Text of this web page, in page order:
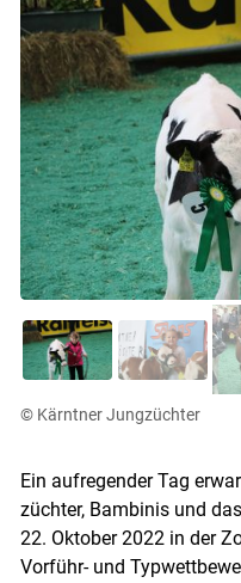
© Kärntner Jungzüchter
Ein aufregender Tag
züchter, Bambinis und
22. Oktober 2022 in der
Vorführ- und